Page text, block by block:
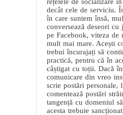
decât cele de serviciu.
în care suntem însă,
conversează deseori cu
pe Facebook, viteza de
mult mai mare. Acești
trebui încurajați să
practică, pentru că în
câștigat cu toții. Dacă
comunicare din vreo
scrie postări personale,
comentează postări
tangență cu domeniul
acesta trebuie